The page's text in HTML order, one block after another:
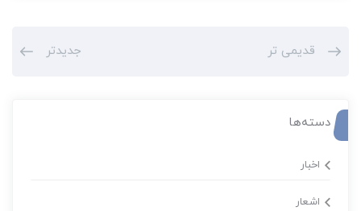
قدیمی تر جدیدتر
دسته‌ها
اخبار
اشعار